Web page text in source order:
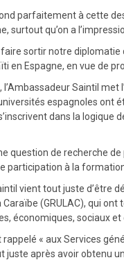
parfaitement à cette
surtout qu’on a
faire sortir notre
en Espagne, en vue de
Saintil
espagnoles
dans la
question de recherche
à la
vient tout juste d’être
(GRULAC), qui
économiques, sociaux et
« aux Services
juste après avoir